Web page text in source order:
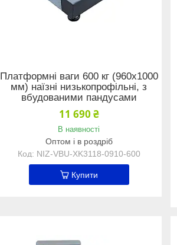
Платформні ваги 600 кг (960х1000
мм) наїзні низькопрофільні, з
вбудованими пандусами
11 690 ₴
В наявності
Оптом і в роздріб
NIZ-VBU-XK3118-0910-600
Купити